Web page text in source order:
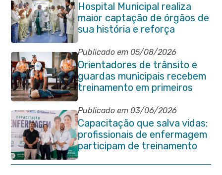
Hospital Municipal realiza
maior captação de órgãos de
sua história e reforça
compromisso com a vida
Publicado em 05/08/2026
Orientadores de trânsito e
guardas municipais recebem
treinamento em primeiros
socorros em Itaboraí
Publicado em 03/06/2026
Capacitação que salva vidas:
profissionais de enfermagem
participam de treinamento
em primeiros socorros em
Itaboraí